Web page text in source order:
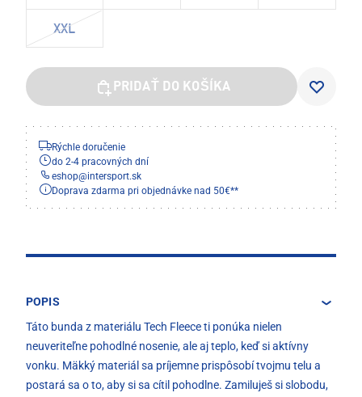
XXL
PRIDAŤ DO KOŠÍKA
Rýchle doručenie
do 2-4 pracovných dní
eshop@intersport.sk
Doprava zdarma pri objednávke nad 50€**
POPIS
Táto bunda z materiálu Tech Fleece ti ponúka nielen
neuveriteľne pohodlné nosenie, ale aj teplo, keď si aktívny
vonku. Mäkký materiál sa príjemne prispôsobí tvojmu telu a
postará sa o to, aby si sa cítil pohodlne. Zamiluješ si slobodu,